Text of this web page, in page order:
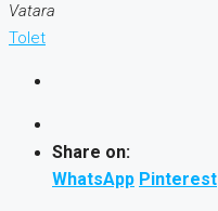
Vatara
Tolet
Share on:
WhatsApp Pinterest